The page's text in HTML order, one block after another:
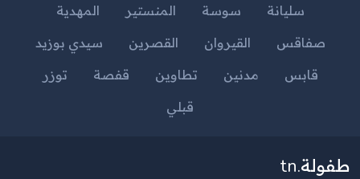
سليانة
سوسة المنستير
المهدية
صفاقس
القيروان القصرين
سيدي بوزيد
قابس
مدنين تطاوين قفصة
توزر
قبلي
طفولة.tn